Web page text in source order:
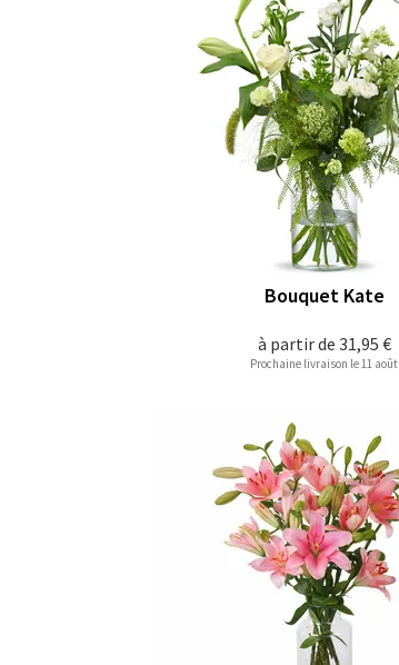
à partir de 31,95 €
Bouquet Kate
Prochaine livraison le 11 août